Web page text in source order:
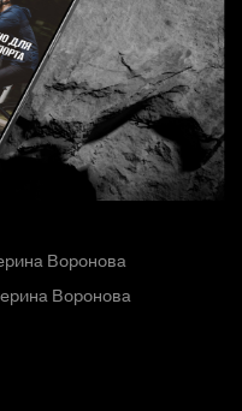
Воронова
Воронова